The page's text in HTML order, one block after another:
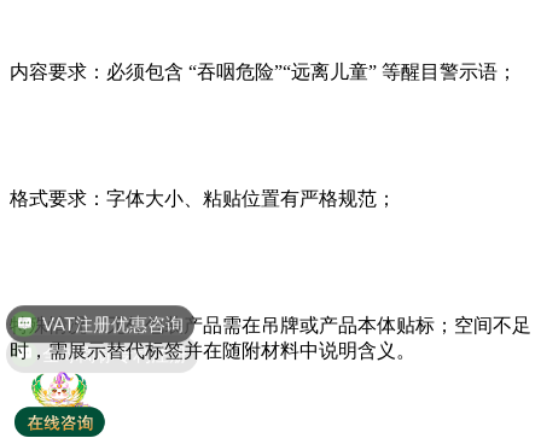
内容要求：必须包含 “吞咽危险”“远离儿童” 等醒目警示语；
格式要求：字体大小、粘贴位置有严格规范；
特殊情况：无外包装产品需在吊牌或产品本体贴标；空间不足
时，需展示替代标签并在随附材料中说明含义。
全球商标专利注册